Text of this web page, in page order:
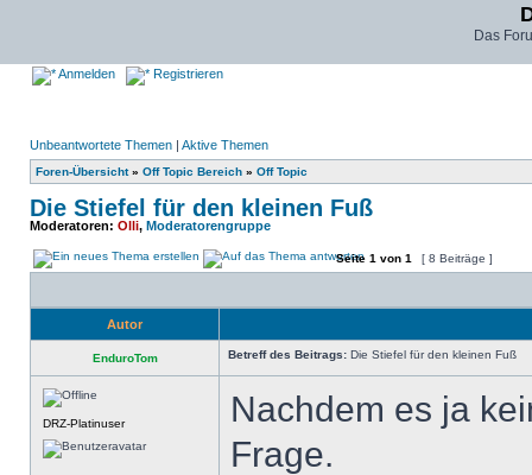
Das
Anmelden Registrieren
Unbeantwortete Themen | Aktive Themen
Foren-Übersicht» Off Topic Bereich » Off Topic
Die Stiefel für den kleinen Fuß
Moderatoren: Olli, Moderatorengruppe
Seite 1 von 1 [ 8 Beiträge ]
Autor
EnduroTom Betreff des Beitrags: Die Stiefel für den kleinen Fuß
DRZ-Platinuser
Nachdem es ja
Frage.